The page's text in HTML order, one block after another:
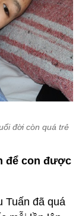
đời còn quá trẻ
để con được
Tuấn đã quá